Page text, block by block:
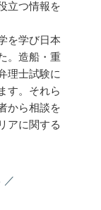
立つ情報を
を学び日本
。造船・重
理士試験に
す。それら
から相談を
アに関する